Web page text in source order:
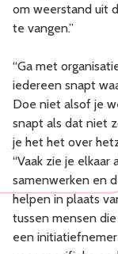
om weerstand uit
te vangen.”
“Ga met
iedereen snapt
Doe niet alsof je
snapt als dat niet
je het het over
“Vaak zie je
samenwerken en
helpen in plaats
tussen mensen
een